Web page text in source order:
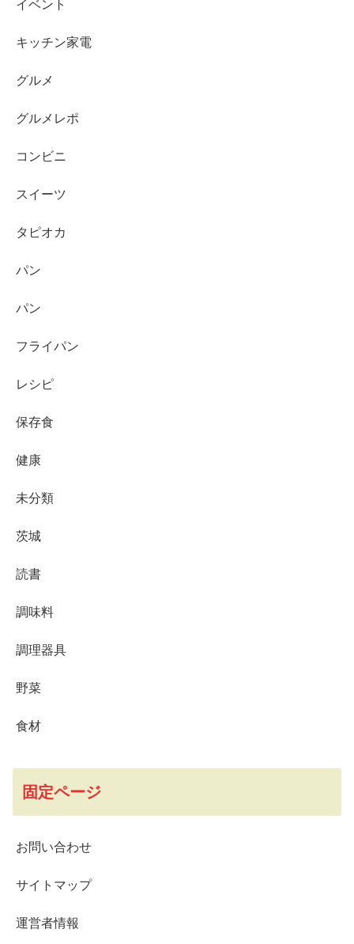
イベント
キッチン家電
グルメ
グルメレポ
コンビニ
スイーツ
タピオカ
パン
パン
フライパン
レシピ
保存食
健康
未分類
茨城
読書
調味料
調理器具
野菜
食材
固定ページ
お問い合わせ
サイトマップ
運営者情報